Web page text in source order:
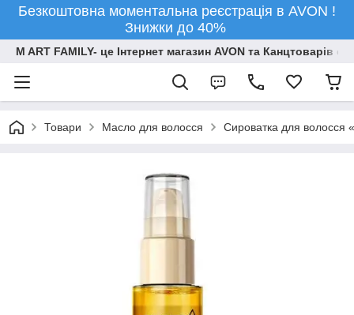
Безкоштовна моментальна реєстрація в AVON !
Знижки до 40%
M ART FAMILY- це Інтернет магазин AVON та Канцтоварів
Товари Масло для волосся Сироватка для волосся